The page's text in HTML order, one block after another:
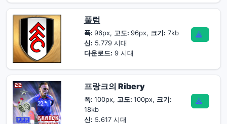
풀럼
폭: 96px, 고도: 96px, 크기: 7kb
신: 5.779 시대
다운로드: 9 시대
프랑크의 Ribery
폭: 100px, 고도: 100px, 크기:
18kb
신: 5.617 시대